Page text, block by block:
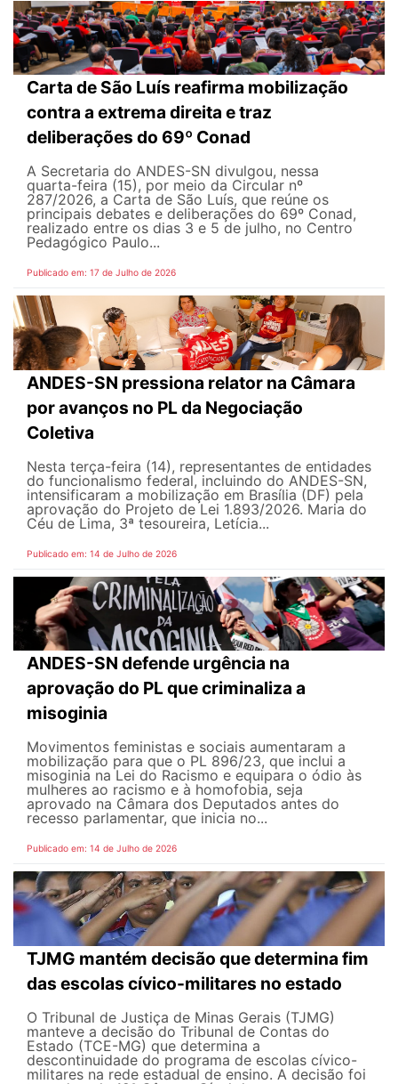
Carta de São Luís reafirma mobilização
contra a extrema direita e traz
deliberações do 69º Conad
A Secretaria do ANDES-SN divulgou, nessa
quarta-feira (15), por meio da Circular nº
287/2026, a Carta de São Luís, que reúne os
principais debates e deliberações do 69º Conad,
realizado entre os dias 3 e 5 de julho, no Centro
Pedagógico Paulo...
Publicado em: 17 de Julho de 2026
ANDES-SN pressiona relator na Câmara
por avanços no PL da Negociação
Coletiva
Nesta terça-feira (14), representantes de entidades
do funcionalismo federal, incluindo do ANDES-SN,
intensificaram a mobilização em Brasília (DF) pela
aprovação do Projeto de Lei 1.893/2026. Maria do
Céu de Lima, 3ª tesoureira, Letícia...
Publicado em: 14 de Julho de 2026
ANDES-SN defende urgência na
aprovação do PL que criminaliza a
misoginia
Movimentos feministas e sociais aumentaram a
mobilização para que o PL 896/23, que inclui a
misoginia na Lei do Racismo e equipara o ódio às
mulheres ao racismo e à homofobia, seja
aprovado na Câmara dos Deputados antes do
recesso parlamentar, que inicia no...
Publicado em: 14 de Julho de 2026
TJMG mantém decisão que determina fim
das escolas cívico-militares no estado
O Tribunal de Justiça de Minas Gerais (TJMG)
manteve a decisão do Tribunal de Contas do
Estado (TCE-MG) que determina a
descontinuidade do programa de escolas cívico-
militares na rede estadual de ensino. A decisão foi